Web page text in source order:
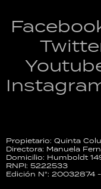
Propietario: Quinta
Directora: Manuela
Domicilio: Humboldt
RNPI: 5222533
Edición N°: 20032874